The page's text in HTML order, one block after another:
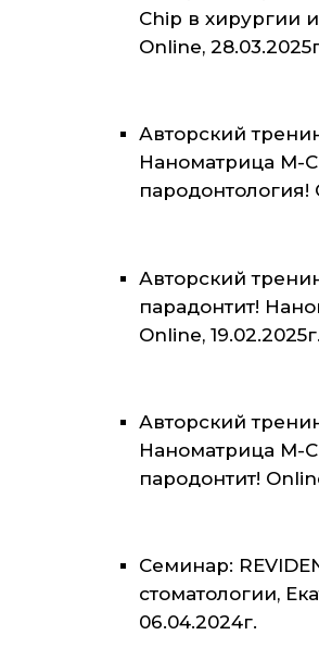
Chip в хирургии
Online,
Авторский
Наноматрица M-
пародонтология!
Авторский
парадонтит!
Online, 19.02.2025г.
Авторский
Наноматрица M-
пародонтит!
Семинар:
стоматологии,
06.04.2024г.